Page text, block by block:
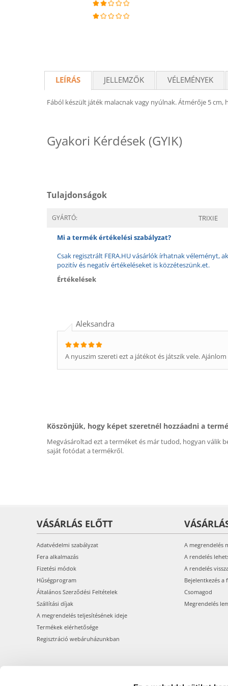
LEÍRÁS JELLEMZŐK VÉLEMÉNYEK
Fából készült játék malacnak vagy nyúlnak. Átmérője 5 cm,
Gyakori Kérdések (GYIK)
Tulajdonságok
GYÁRTÓ: TRIXIE
Mi a termék értékelési szabályzat?
Csak regisztrált FERA.HU vásárlók írhatnak véleményt,
pozitív és negatív értékeléseket is közzéteszünk.et.
Értékelések
Aleksandra
A nyuszim szereti ezt a játékot és játszik vele. Ajánlom
Köszönjük, hogy képet szeretnél hozzáadni a
Megvásároltad ezt a terméket és már tudod, hogyan válik
saját fotódat a termékről.
VÁSÁRLÁS ELŐTT
Adatvédelmi szabályzat
Fera alkalmazás
Fizetési módok
Hűségprogram
Általános Szerződési Feltételek
Szállítási díjak
A megrendelés teljesítésének ideje
Termékek elérhetősége
Regisztráció webáruházunkban
A megrendelés
A rendelés
A rendelés
Bejelentkezés a
Csomagod
Megrendelés